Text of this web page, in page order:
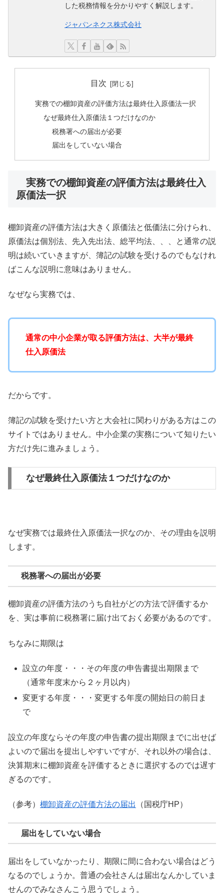
した税務情報を分かりやすく解説します。
ジャパンネクス株式会社
目次
実務での棚卸資産の評価方法は最終仕入原価法一択
なぜ最終仕入原価法１つだけなのか
税務署への届出が必要
届出をしていない場合
実務での棚卸資産の評価方法は最終仕入
原価法一択
棚卸資産の評価方法は大きく原価法と低価法に分けられ、
原価法は個別法、先入先出法、総平均法、、、と通常の説
明は続いていきますが、簿記の試験を受けるのでもなけれ
ばこんな説明に意味はありません。
なぜなら実務では、
通常の中小企業が取る評価方法は、大半が最終
仕入原価法
だからです。
簿記の試験を受けたい方と大会社に関わりがある方はこの
サイトではありません。中小企業の実務について知りたい
方だけ先に進みましょう。
なぜ最終仕入原価法１つだけなのか
なぜ実務では最終仕入原価法一択なのか、その理由を説明
します。
税務署への届出が必要
棚卸資産の評価方法のうち自社がどの方法で評価するか
を、実は事前に税務署に届け出ておく必要があるのです。
ちなみに期限は
設立の年度・・・その年度の申告書提出期限まで
（通常年度末から２ヶ月以内）
変更する年度・・・変更する年度の開始日の前日ま
で
設立の年度ならその年度の申告書の提出期限までに出せば
よいので届出を提出しやすいですが、それ以外の場合は、
決算期末に棚卸資産を評価するときに選択するのでは遅す
ぎるのです。
（参考） 棚卸資産の評価方法の届出 （国税庁HP）
届出をしていない場合
届出をしていなかったり、期限に間に合わない場合はどう
なるのでしょうか。普通の会社さんは届出なんかしていま
せんのでみなさんこう思うでしょう。